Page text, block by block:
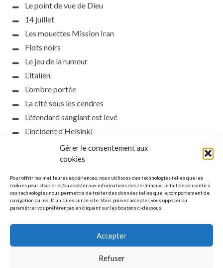
Gérer le consentement aux
cookies
Pour offrir les meilleures expériences, nous utilisons des technologies telles que les
cookies pour stocker et/ou accéder aux informations des terminaux. Le fait de consentir à
ces technologies nous permettra de traiter des données telles que le comportement de
navigation ou les ID uniques sur ce site. Vous pouvez accepter, vous opposer ou
paramétrer vos préférences en cliquant sur les boutons ci-dessous.
Accepter
Refuser
Le point de vue de Dieu
14 juillet
Les mouettes Mission Iran
Flots noirs
Le jeu de la rumeur
L’italien
L’ombre portée
La cité sous les cendres
L’étendard sanglant est levé
L’incident d’Helsinki
la petite fasciste
Toutes les nuances de la nuit
Que s’obscurcissent le soleil et la lumière
Le silence